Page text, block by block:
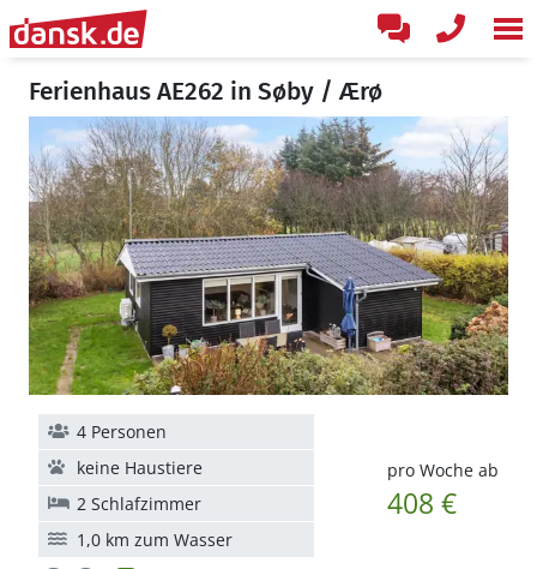
Ferienhaus AE262 in Søby / Ærø
pro Woche ab
408 €
4 Personen
keine Haustiere
2 Schlafzimmer
1,0 km zum Wasser